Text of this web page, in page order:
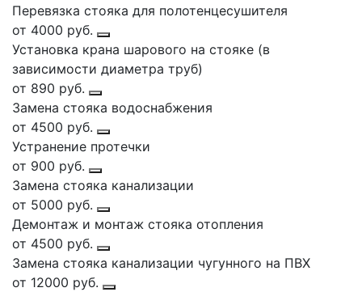
Перевязка стояка для полотенцесушителя
от 4000 руб.
Установка крана шарового на стояке (в
зависимости диаметра труб)
от 890 руб.
Замена стояка водоснабжения
от 4500 руб.
Устранение протечки
от 900 руб.
Замена стояка канализации
от 5000 руб.
Демонтаж и монтаж стояка отопления
от 4500 руб.
Замена стояка канализации чугунного на ПВХ
от 12000 руб.